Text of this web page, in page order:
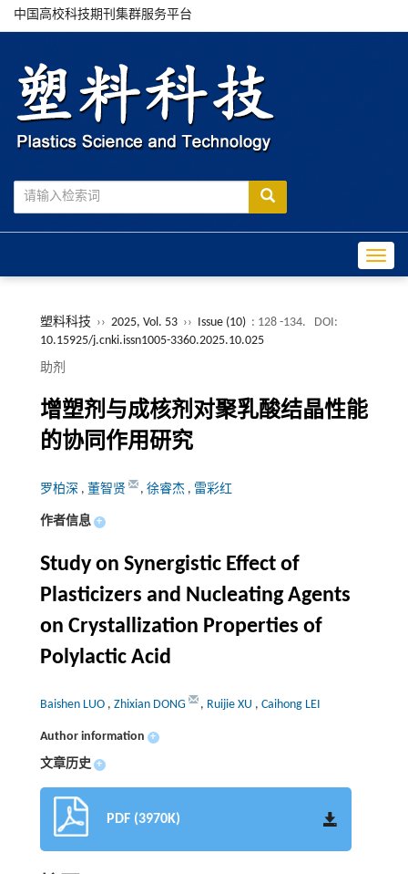
中国高校科技期刊集群服务平台
塑料科技 ›› 2025, Vol. 53 ›› Issue (10) : 128 -134.
DOI:
10.15925/j.cnki.issn1005-3360.2025.10.025
助剂
增塑剂与成核剂对聚乳酸结晶性能
的协同作用研究
罗柏深 , 董智贤 , 徐睿杰 , 雷彩红
作者信息 +
Study on Synergistic Effect of
Plasticizers and Nucleating Agents
on Crystallization Properties of
Polylactic Acid
Baishen LUO , Zhixian DONG , Ruijie XU , Caihong LEI
Author information +
文章历史 +
PDF (3970K)